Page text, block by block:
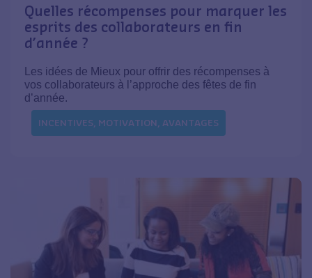
Quelles récompenses pour marquer les
esprits des collaborateurs en fin
d’année ?
Les idées de Mieux pour offrir des récompenses à
vos collaborateurs à l’approche des fêtes de fin
d’année.
INCENTIVES, MOTIVATION, AVANTAGES